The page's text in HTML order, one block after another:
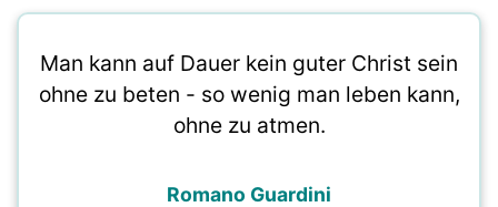
Man kann auf Dauer kein guter Christ sein
ohne zu beten - so wenig man leben kann,
ohne zu atmen.
Romano Guardini